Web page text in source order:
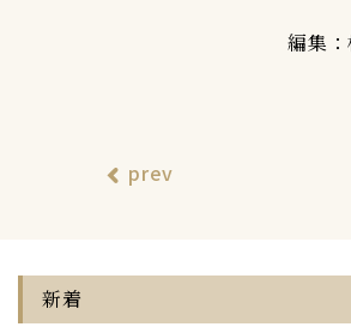
編集
prev
新着